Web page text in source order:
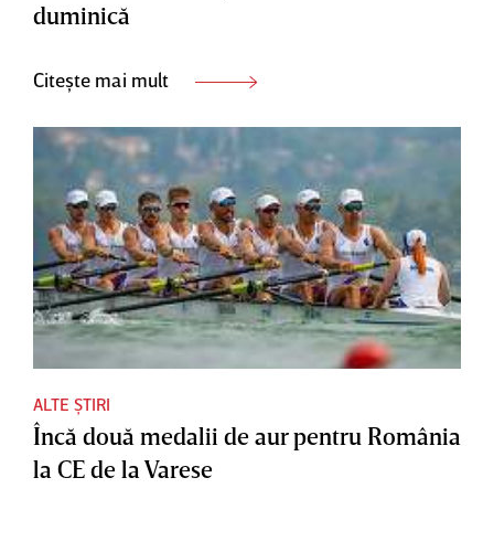
duminică
Citește mai mult
ALTE ȘTIRI
Încă două medalii de aur pentru România
la CE de la Varese